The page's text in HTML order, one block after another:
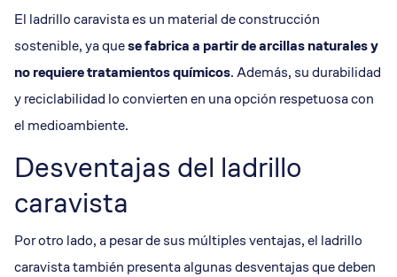
El ladrillo caravista es un material de construcción
sostenible, ya quese fabrica a partir de arcillas naturales y
no requiere tratamientos químicos. Además, su durabilidad
y reciclabilidad lo convierten en una opción respetuosa con
el medioambiente.
Desventajas del ladrillo
caravista
Por otro lado, a pesar de sus múltiples ventajas, el ladrillo
caravista también presenta algunas desventajas que deben